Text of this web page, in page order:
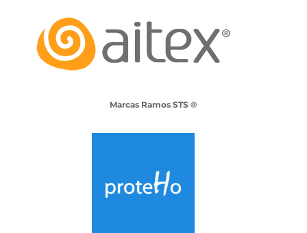
Marcas Ramos STS ®